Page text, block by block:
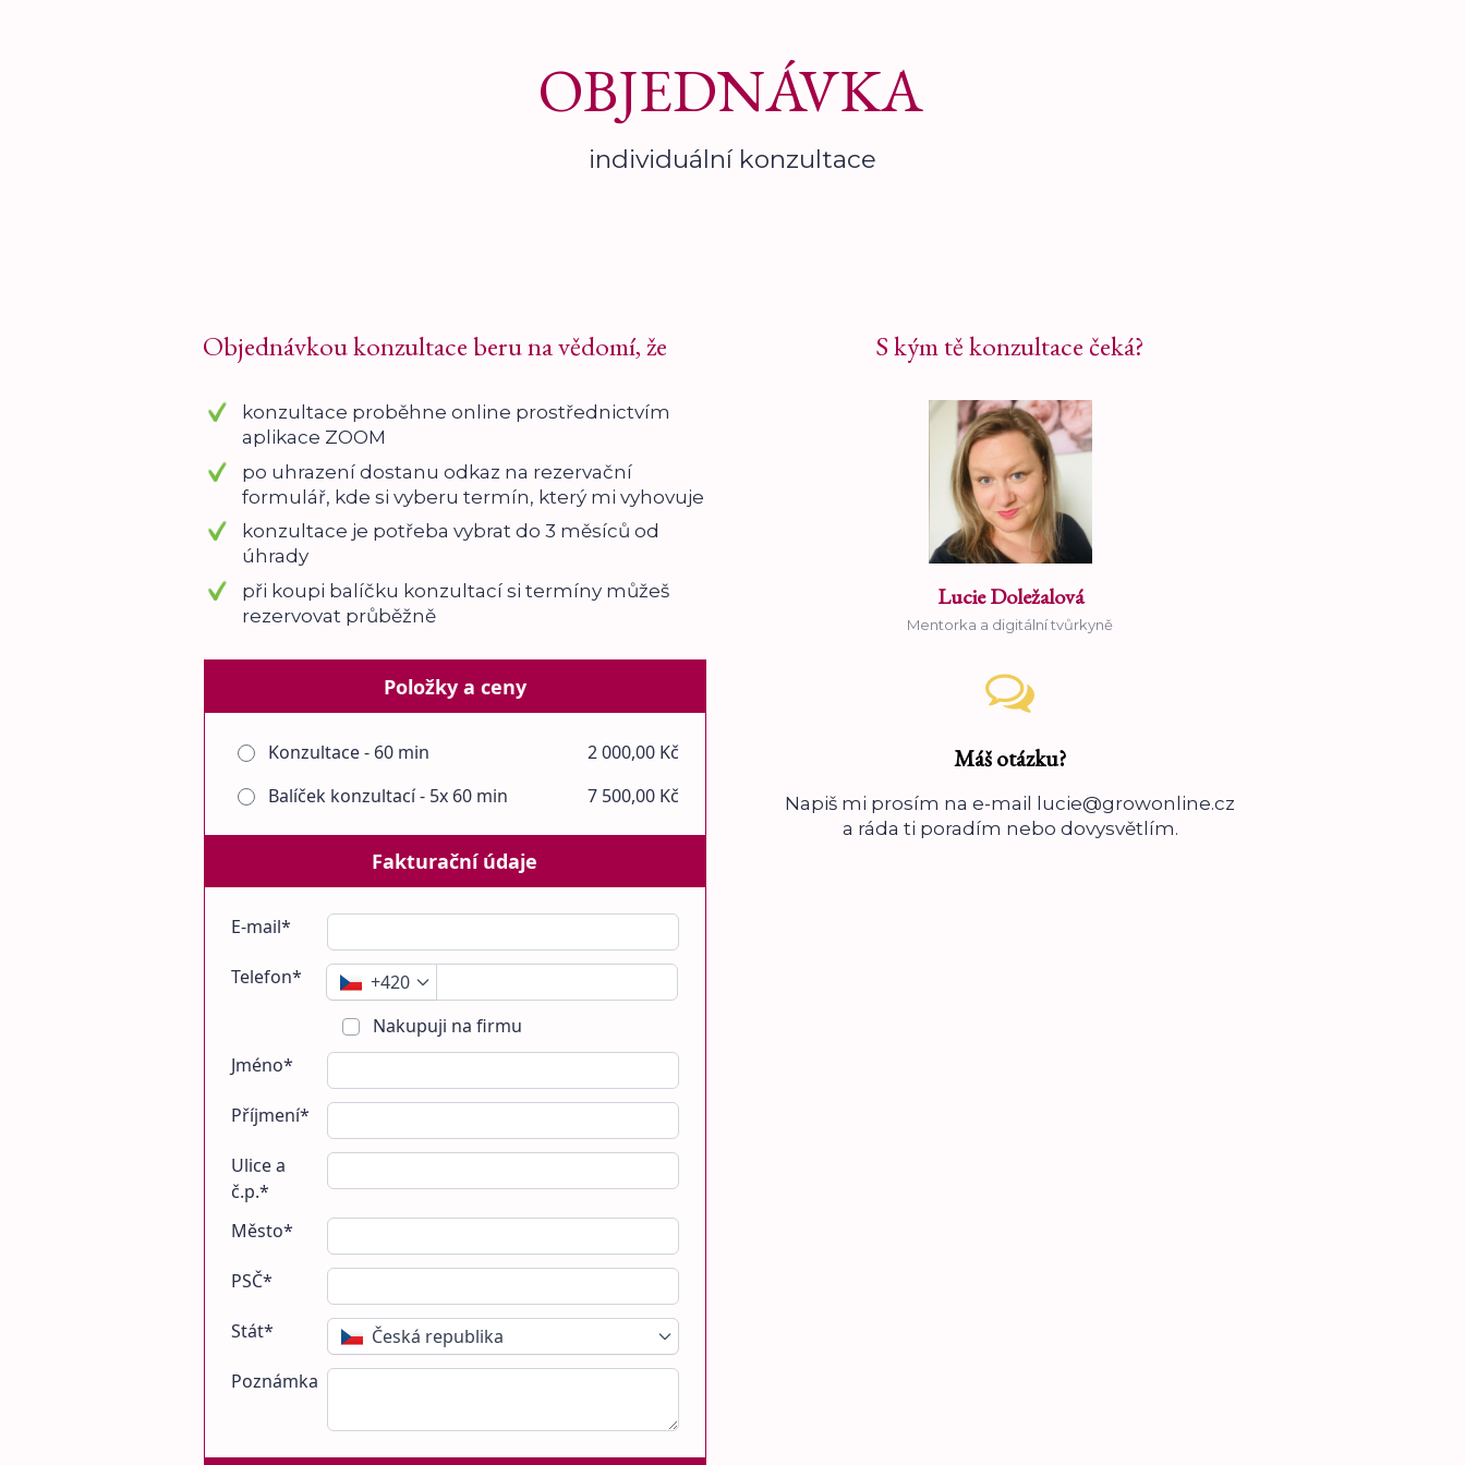
OBJEDNÁVKA
individuální konzultace
Objednávkou konzultace beru na vědomí, že
konzultace proběhne online prostřednictvím
aplikace ZOOM
po uhrazení dostanu odkaz na rezervační
formulář, kde si vyberu termín, který mi vyhovuje
konzultace je potřeba vybrat do 3 měsíců od
úhrady
při koupi balíčku konzultací si termíny můžeš
rezervovat průběžně
Položky a ceny
Konzultace - 60 min
2 000,00 Kč
Balíček konzultací - 5x 60 min
7 500,00 Kč
Fakturační údaje
E-mail*
Telefon*
+420
Nakupuji na firmu
Jméno*
Příjmení*
Ulice a
č.p.*
Město*
PSČ*
Stát*
Česká republika
Poznámka
S kým tě konzultace čeká?
Lucie Doležalová
Mentorka a digitální tvůrkyně
Máš otázku?
Napiš mi prosím na e-mail lucie@growonline.cz
a ráda ti poradím nebo dovysvětlím.